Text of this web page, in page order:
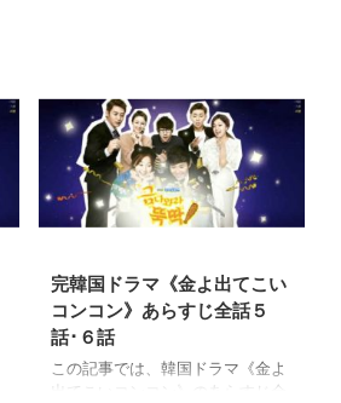
完韓国ドラマ《金よ出てこい
コンコン》あらすじ全話５
話･６話
この記事では、韓国ドラマ《金よ
出てこいコンコン》のあらすじ全